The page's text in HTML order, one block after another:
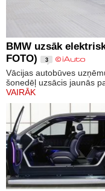
BMW uzsāk
FOTO)
3
Vācijas autobūves
šonedēļ uzsācis jaunās
VAIRĀK